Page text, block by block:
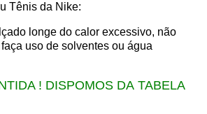
Tênis da Nike:
longe do calor excessivo, não
uso de solventes ou água
! DISPOMOS DA TABELA